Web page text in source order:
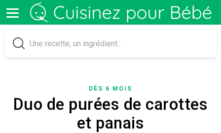
DÈS 6 MOIS
Duo de purées de carottes
et panais